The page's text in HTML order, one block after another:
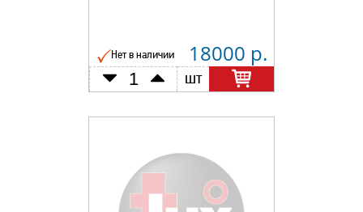
Нет в наличии 18000 р.
шт